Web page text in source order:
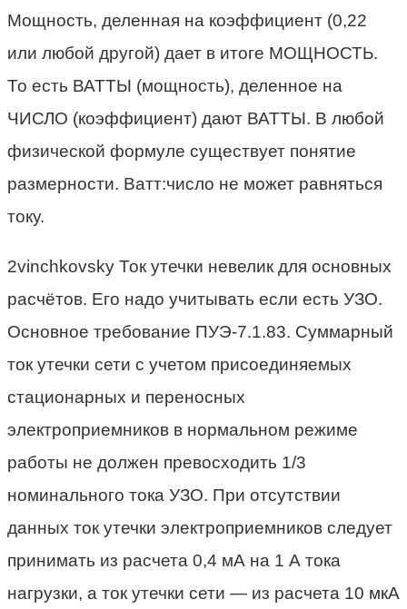
Мощность, деленная на коэффициент (0,22
или любой другой) дает в итоге МОЩНОСТЬ.
То есть ВАТТЫ (мощность), деленное на
ЧИСЛО (коэффициент) дают ВАТТЫ. В любой
физической формуле существует понятие
размерности. Ватт:число не может равняться
току.
2vinchkovsky Ток утечки невелик для основных
расчётов. Его надо учитывать если есть УЗО.
Основное требование ПУЭ-7.1.83. Суммарный
ток утечки сети с учетом присоединяемых
стационарных и переносных
электроприемников в нормальном режиме
работы не должен превосходить 1/3
номинального тока УЗО. При отсутствии
данных ток утечки электроприемников следует
принимать из расчета 0,4 мА на 1 А тока
нагрузки, а ток утечки сети — из расчета 10 мкА